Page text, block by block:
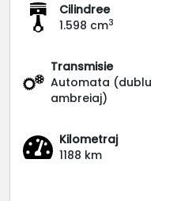
Cilindree
1.598 cm3
Transmisie
Automata (dublu
ambreiaj)
Kilometraj
1188 km